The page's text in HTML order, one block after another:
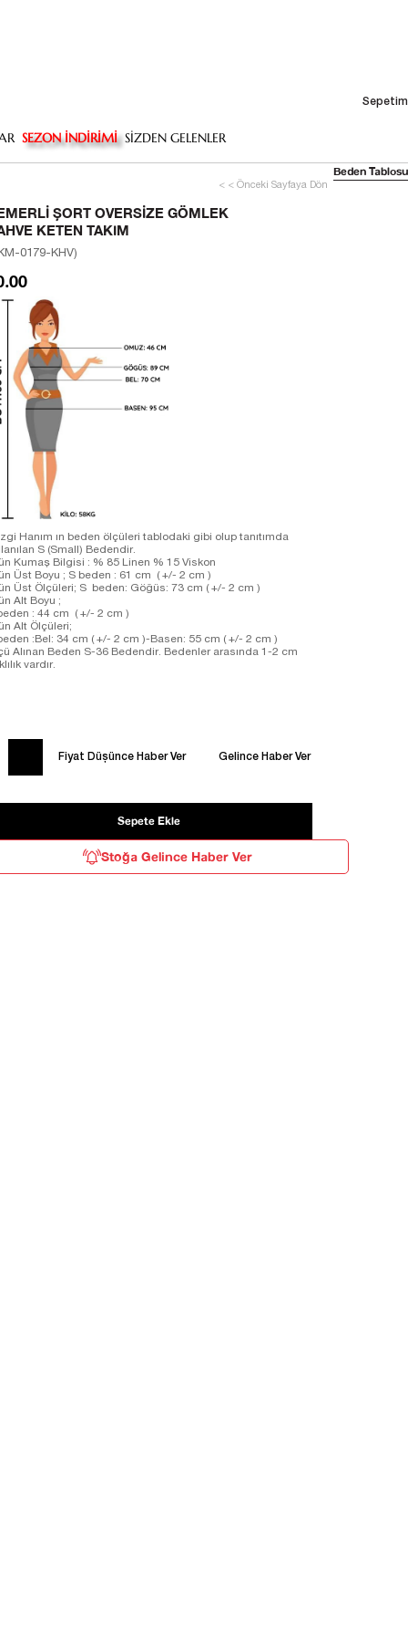
Sepetim
SEZON İNDİRİMİ SİZDEN GELENLER
< < Önceki Sayfaya Dön
ŞORT OVERSIZE GÖMLEK
KETEN TAKIM
0179-KHV)
Hanım ın beden ölçüleri tablodaki gibi olup tanıtımda
S (Small) Bedendir.
Kumaş Bilgisi : % 85 Linen % 15 Viskon
Üst Boyu ; S beden : 61 cm ( +/- 2 cm )
Üst Ölçüleri; S beden: Göğüs: 73 cm ( +/- 2 cm )
Alt Boyu ;
: 44 cm ( +/- 2 cm )
Alt Ölçüleri;
:Bel: 34 cm ( +/- 2 cm )-Basen: 55 cm ( +/- 2 cm )
Alınan Beden S-36 Bedendir. Bedenler arasında 1-2 cm
vardır.
Fiyat Düşünce Haber Ver Gelince Haber Ver
Stoğa Gelince Haber Ver
Beden Tablosu